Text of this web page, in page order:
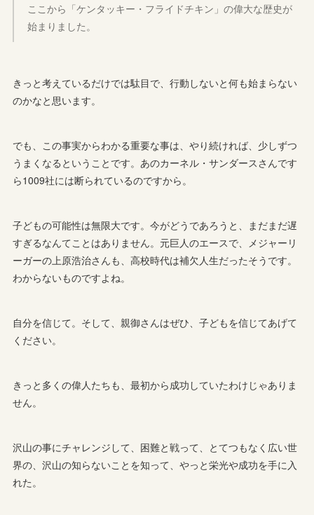
ここから「ケンタッキー・フライドチキン」の偉大な歴史が
始まりました。
きっと考えているだけでは駄目で、行動しないと何も始まらない
のかなと思います。
でも、この事実からわかる重要な事は、やり続ければ、少しずつ
うまくなるということです。あのカーネル・サンダースさんです
ら1009社には断られているのですから。
子どもの可能性は無限大です。今がどうであろうと、まだまだ遅
すぎるなんてことはありません。元巨人のエースで、メジャーリ
ーガーの上原浩治さんも、高校時代は補欠人生だったそうです。
わからないものですよね。
自分を信じて。そして、親御さんはぜひ、子どもを信じてあげて
ください。
きっと多くの偉人たちも、最初から成功していたわけじゃありま
せん。
沢山の事にチャレンジして、困難と戦って、とてつもなく広い世
界の、沢山の知らないことを知って、やっと栄光や成功を手に入
れた。